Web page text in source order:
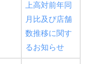
上高対前年同
月比及び店舗
数推移に関す
るお知らせ